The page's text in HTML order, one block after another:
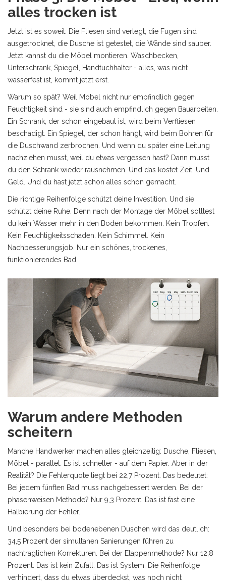
alles trocken ist
Jetzt ist es soweit: Die Fliesen sind verlegt, die Fugen sind
ausgetrocknet, die Dusche ist getestet, die Wände sind sauber.
Jetzt kannst du die Möbel montieren. Waschbecken,
Unterschrank, Spiegel, Handtuchhalter - alles, was nicht
wasserfest ist, kommt jetzt erst.
Warum so spät? Weil Möbel nicht nur empfindlich gegen
Feuchtigkeit sind - sie sind auch empfindlich gegen Bauarbeiten.
Ein Schrank, der schon eingebaut ist, wird beim Verfliesen
beschädigt. Ein Spiegel, der schon hängt, wird beim Bohren für
die Duschwand zerbrochen. Und wenn du später eine Leitung
nachziehen musst, weil du etwas vergessen hast? Dann musst
du den Schrank wieder rausnehmen. Und das kostet Zeit. Und
Geld. Und du hast jetzt schon alles schön gemacht.
Die richtige Reihenfolge schützt deine Investition. Und sie
schützt deine Ruhe. Denn nach der Montage der Möbel solltest
du kein Wasser mehr in den Boden bekommen. Kein Tropfen.
Kein Feuchtigkeitsschaden. Kein Schimmel. Kein
Nachbesserungsjob. Nur ein schönes, trockenes,
funktionierendes Bad.
Warum andere Methoden
scheitern
Manche Handwerker machen alles gleichzeitig: Dusche, Fliesen,
Möbel - parallel. Es ist schneller - auf dem Papier. Aber in der
Realität? Die Fehlerquote liegt bei 22,7 Prozent. Das bedeutet:
Bei jedem fünften Bad muss nachgebessert werden. Bei der
phasenweisen Methode? Nur 9,3 Prozent. Das ist fast eine
Halbierung der Fehler.
Und besonders bei bodenebenen Duschen wird das deutlich:
34,5 Prozent der simultanen Sanierungen führen zu
nachträglichen Korrekturen. Bei der Etappenmethode? Nur 12,8
Prozent. Das ist kein Zufall. Das ist System. Die Reihenfolge
verhindert, dass du etwas überdeckst, was noch nicht